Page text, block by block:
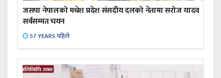
जसपा नेपालको मधेश प्रदेश संसदीय दलको नेतामा सरोज यादव
सर्वसम्मत चयन
57 YEARS पहिले